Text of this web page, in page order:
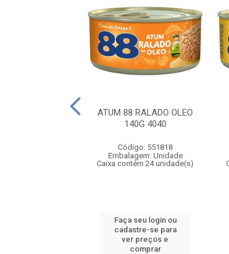
ATUM 88 RALADO OLEO
140G 4040
Código: 551818
Embalagem: Unidade
Caixa contém 24 unidade(s)
Faça seu login ou
cadastre-se para
ver preços e
comprar